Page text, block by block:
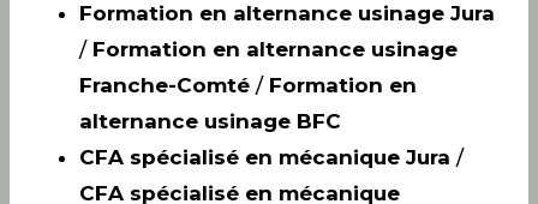
Formation en alternance usinage Jura
/ Formation en alternance usinage
Franche-Comté / Formation en
alternance usinage BFC
CFA spécialisé en mécanique Jura /
CFA spécialisé en mécanique